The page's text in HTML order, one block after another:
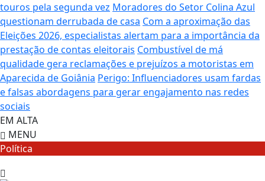
touros pela segunda vez Moradores do Setor Colina Azul
questionam derrubada de casa Com a aproximação das
Eleições 2026, especialistas alertam para a importância da
prestação de contas eleitorais Combustível de má
qualidade gera reclamações e prejuízos a motoristas em
Aparecida de Goiânia Perigo: Influenciadores usam fardas
e falsas abordagens para gerar engajamento nas redes
sociais
EM ALTA
MENU
Política